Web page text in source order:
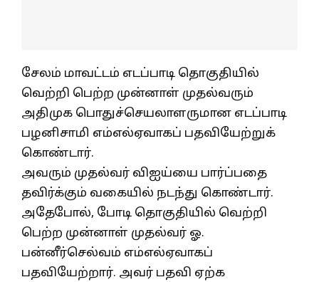
சேலம் மாவட்டம் எடப்பாடி தொகுதியில்
வெற்றி பெற்ற முன்னாள் முதல்வரும்
அதிமுக பொதுச்செயலாளருமான எடப்பாடி
பழனிசாமி எம்எல்ஏவாகப் பதவியேற்றுக்
கொண்டார்.
அவரும் முதல்வர் விஐய்யை பார்ப்பதை
தவிர்க்கும் வகையில் நடந்து கொண்டார்.
அதேபோல், போடி தொகுதியில் வெற்றி
பெற்ற முன்னாள் முதல்வர் ஓ.
பன்னீர்செல்வம் எம்எல்ஏவாகப்
பதவியேற்றார். அவர் பதவி ஏற்க